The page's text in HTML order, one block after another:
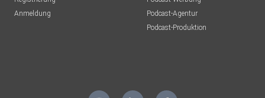
Anmeldung
Podcast-Agentur
Podcast-Produktion